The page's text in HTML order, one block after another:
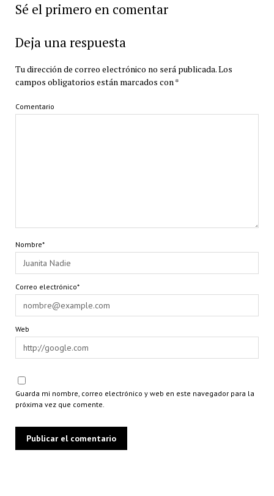
Sé el primero en comentar
Deja una respuesta
Tu dirección de correo electrónico no será publicada.Los
campos obligatorios están marcados con*
Comentario
Nombre*
Correo electrónico*
Web
Guarda mi nombre, correo electrónico y web en este navegador para la
próxima vez que comente.